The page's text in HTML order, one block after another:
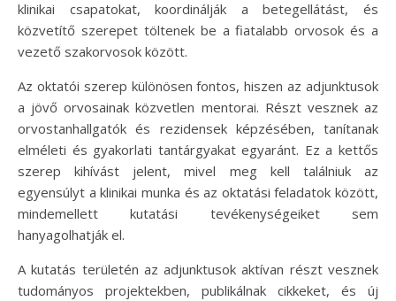
klinikai csapatokat, koordinálják a betegellátást, és
közvetítő szerepet töltenek be a fiatalabb orvosok és a
vezető szakorvosok között.
Az oktatói szerep különösen fontos, hiszen az adjunktusok
a jövő orvosainak közvetlen mentorai. Részt vesznek az
orvostanhallgatók és rezidensek képzésében, tanítanak
elméleti és gyakorlati tantárgyakat egyaránt. Ez a kettős
szerep kihívást jelent, mivel meg kell találniuk az
egyensúlyt a klinikai munka és az oktatási feladatok között,
mindemellett kutatási tevékenységeiket sem
hanyagolhatják el.
A kutatás területén az adjunktusok aktívan részt vesznek
tudományos projektekben, publikálnak cikkeket, és új